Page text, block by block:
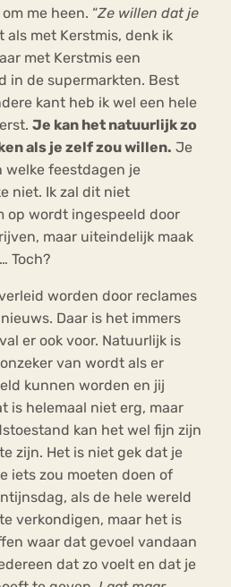
me heen. “Ze willen dat je
als met Kerstmis, denk ik
met Kerstmis een
in de supermarkten. Best
kant heb ik wel een hele
Je kan het natuurlijk zo
als je zelf zou willen. Je
welke feestdagen je
niet. Ik zal dit niet
op wordt ingespeeld door
maar uiteindelijk maak
Toch?
worden door reclames
Daar is het immers
er ook voor. Natuurlijk is
van wordt als er
kunnen worden en jij
is helemaal niet erg, maar
kan het wel fijn zijn
zijn. Het is niet gek dat je
iets zou moeten doen of
als de hele wereld
verkondigen, maar het is
waar dat gevoel vandaan
dat zo voelt en dat je